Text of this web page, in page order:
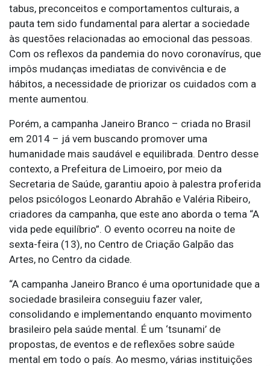
tabus, preconceitos e comportamentos culturais, a
pauta tem sido fundamental para alertar a sociedade
às questões relacionadas ao emocional das pessoas.
Com os reflexos da pandemia do novo coronavírus, que
impôs mudanças imediatas de convivência e de
hábitos, a necessidade de priorizar os cuidados com a
mente aumentou.
Porém, a campanha Janeiro Branco – criada no Brasil
em 2014 – já vem buscando promover uma
humanidade mais saudável e equilibrada. Dentro desse
contexto, a Prefeitura de Limoeiro, por meio da
Secretaria de Saúde, garantiu apoio à palestra proferida
pelos psicólogos Leonardo Abrahão e Valéria Ribeiro,
criadores da campanha, que este ano aborda o tema “A
vida pede equilíbrio”. O evento ocorreu na noite de
sexta-feira (13), no Centro de Criação Galpão das
Artes, no Centro da cidade.
“A campanha Janeiro Branco é uma oportunidade que a
sociedade brasileira conseguiu fazer valer,
consolidando e implementando enquanto movimento
brasileiro pela saúde mental. É um ‘tsunami’ de
propostas, de eventos e de reflexões sobre saúde
mental em todo o país. Ao mesmo, várias instituições